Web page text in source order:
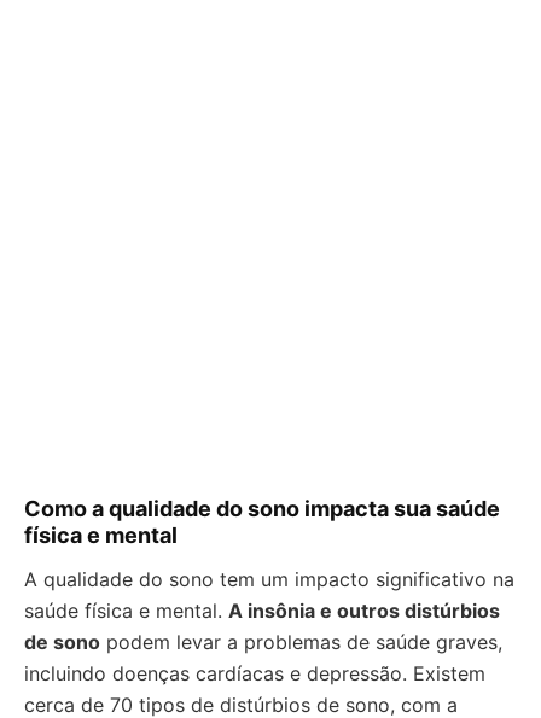
Como a qualidade do sono impacta sua saúde
física e mental
A qualidade do sono tem um impacto significativo na
saúde física e mental. A insônia e outros distúrbios
de sono podem levar a problemas de saúde graves,
incluindo doenças cardíacas e depressão. Existem
cerca de 70 tipos de distúrbios de sono, com a